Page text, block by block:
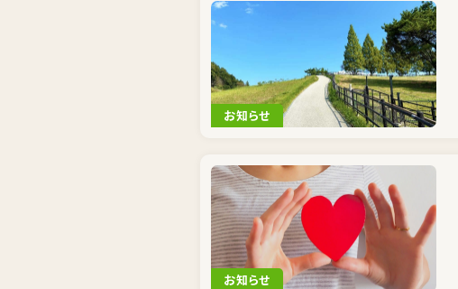
お知らせ
お知らせ